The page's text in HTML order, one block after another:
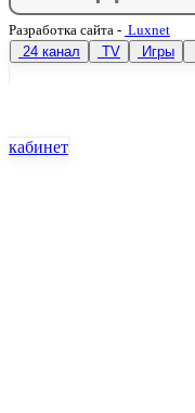
Разработка сайта - Luxnet
24 канал
TV Игры
кабинет